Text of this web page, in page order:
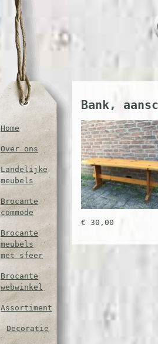
Home
Over ons
Landelijke
meubels
Brocante
commode
Brocante
meubels
met sfeer
Brocante
webwinkel
Assortiment
Decoratie
Bank,
€ 30,00